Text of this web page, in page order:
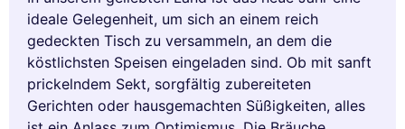
ideale Gelegenheit, um sich an einem reich
gedeckten Tisch zu versammeln, an dem die
köstlichsten Speisen eingeladen sind. Ob mit sanft
prickelndem Sekt, sorgfältig zubereiteten
Gerichten oder hausgemachten Süßigkeiten, alles